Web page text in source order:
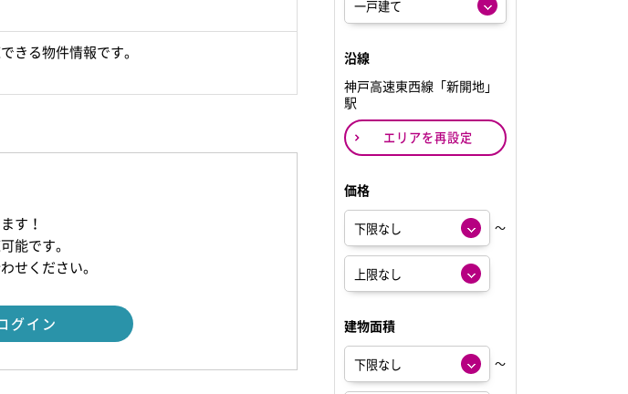
きる物件情報です。
す！
能です。
せください。
グイン
沿線
神戸高速東西線「新開地」
駅
エリアを再設定
価格
～
建物面積
～